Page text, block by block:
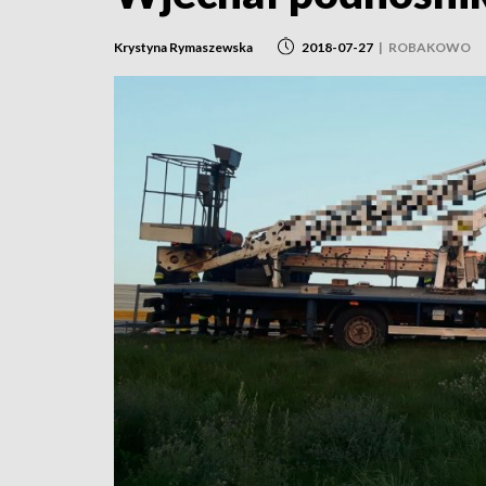
Krystyna Rymaszewska 2018-07-27 | ROBAKOWO